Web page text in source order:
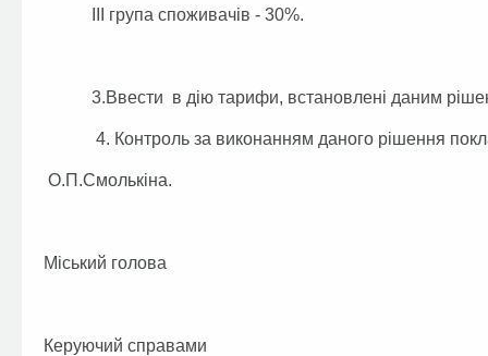
ІІІ група споживачів - 30%.
3.Ввести в дію тарифи, встановлені даним
4. Контроль за виконанням даного рішення
О.П.Смолькіна.
Міський голова
Керуючий справами